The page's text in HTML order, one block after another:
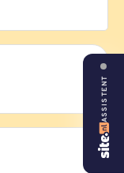
ASSISTENT